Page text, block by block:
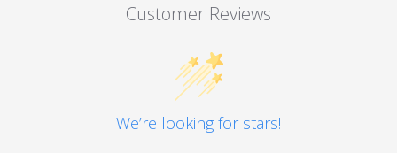
Customer Reviews
We’re looking for stars!